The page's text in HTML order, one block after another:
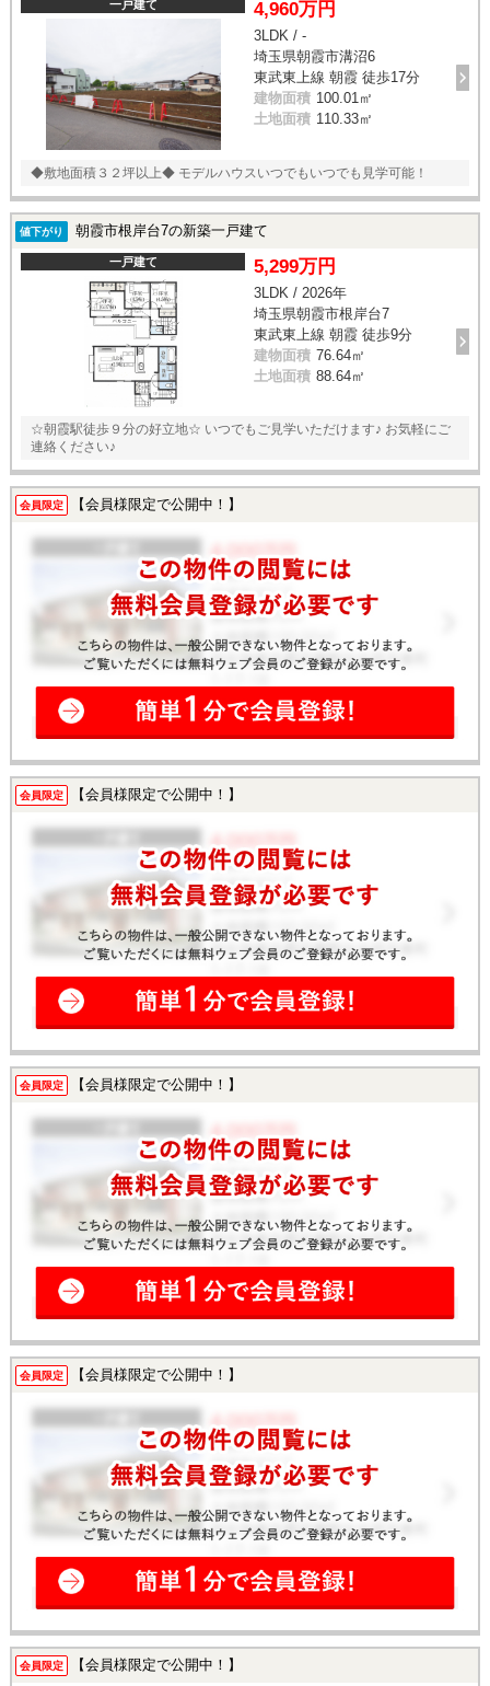
一戸建て 4,960万円
3LDK / -
埼玉県朝霞市溝沼6
東武東上線 朝霞 徒歩17分
建物面積 100.01㎡
土地面積 110.33㎡
◆敷地面積３２坪以上◆ モデルハウスいつでもいつでも見学可能！
値下がり 朝霞市根岸台7の新築一戸建て
一戸建て 5,299万円
3LDK / 2026年
埼玉県朝霞市根岸台7
東武東上線 朝霞 徒歩9分
建物面積 76.64㎡
土地面積 88.64㎡
☆朝霞駅徒歩９分の好立地☆ いつでもご見学いただけます♪ お気軽にご
連絡ください♪
会員限定 【会員様限定で公開中！】
会員限定 【会員様限定で公開中！】
会員限定 【会員様限定で公開中！】
会員限定 【会員様限定で公開中！】
会員限定 【会員様限定で公開中！】